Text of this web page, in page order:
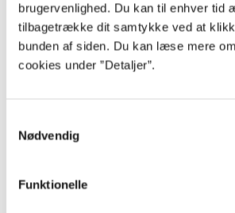
brugervenlighed. Du kan til enhver tid
tilbagetrække dit samtykke ved at
bunden af siden. Du kan læse mere
cookies under ”Detaljer”.
Nødvendig
Funktionelle
...